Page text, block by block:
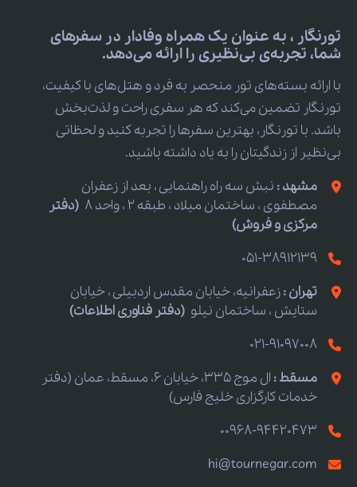
تورنگار ، به عنوان یک همراه وفادار در سفرهای
شما، تجربه‌ی بی‌نظیری را ارائه می‌دهد.
با ارائه بسته‌های تور منحصر به فرد و هتل‌های با کیفیت،
تورنگار تضمین می‌کند که هر سفری راحت و لذت‌بخش
باشد. با تورنگار، بهترین سفرها را تجربه کنید و لحظاتی
بی‌نظیر از زندگیتان را به یاد داشته باشید.
مشهد : نبش سه راه راهنمایی ، بعد از زعفران
مصطفوی ، ساختمان میلاد ، طبقه 2 ، واحد 8
(دفتر
مرکزی و فروش)
051-38912139
تهران :زعفرانیه، خیابان مقدس اردبیلی ، خیابان
ستایش ، ساختمان نیلو (دفتر فناوری اطلاعات)
021-91097008
مسقط :
ال موج 335، خیابان 6، مسقط، عمان (دفتر
خدمات کارگزاری خلیج فارس)
00968-94420473
hi@tournegar.com